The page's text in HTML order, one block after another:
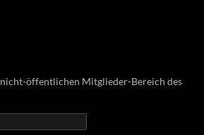
öffentlichen Mitglieder-Bereich des